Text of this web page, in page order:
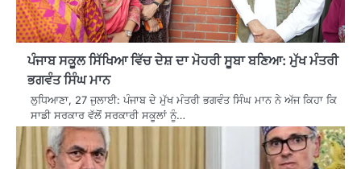
ਪੰਜਾਬ ਸਕੂਲ ਸਿੱਖਿਆ ਵਿੱਚ ਦੇਸ਼ ਦਾ ਮੋਹਰੀ ਸੂਬਾ ਬਣਿਆ: ਮੁੱਖ ਮੰਤਰੀ
ਭਗਵੰਤ ਸਿੰਘ ਮਾਨ
ਲੁਧਿਆਣਾ, 27 ਜੁਲਾਈ: ਪੰਜਾਬ ਦੇ ਮੁੱਖ ਮੰਤਰੀ ਭਗਵੰਤ ਸਿੰਘ ਮਾਨ ਨੇ ਅੱਜ ਕਿਹਾ ਕਿ
ਸਾਡੀ ਸਰਕਾਰ ਵੱਲੋਂ ਸਰਕਾਰੀ ਸਕੂਲਾਂ ਨੂੰ…